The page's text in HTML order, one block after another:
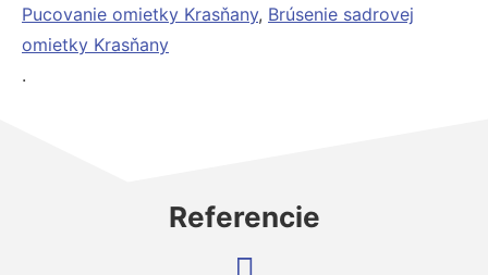
Pucovanie omietky Krasňany, Brúsenie sadrovej
omietky Krasňany
.
Referencie